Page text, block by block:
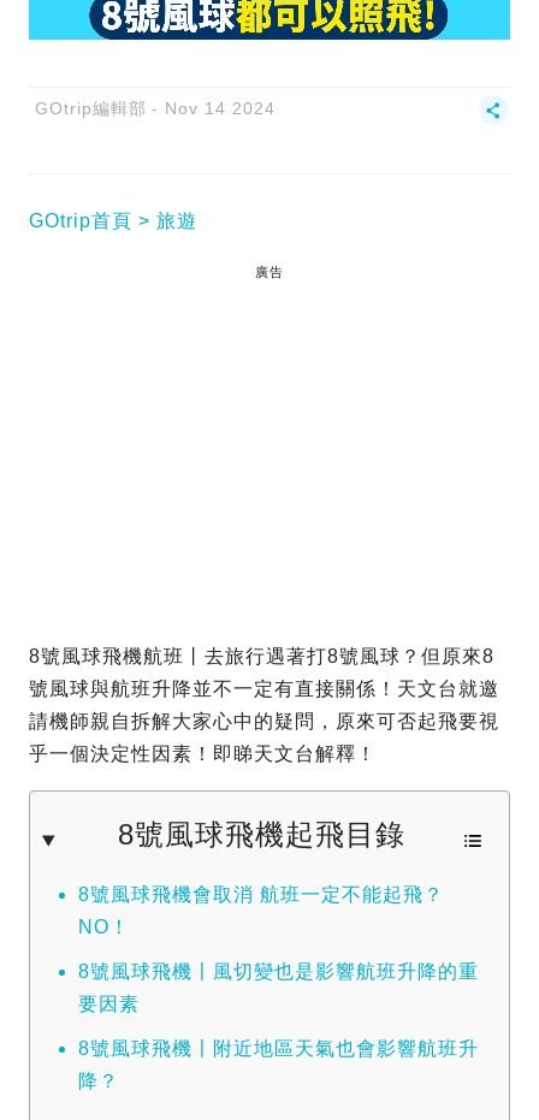
GOtrip編輯部 Nov 14 2024
GOtrip首頁 旅遊
廣告
8號風球飛機航班丨去旅行遇著打8號風球？但原來8
號風球與航班升降並不一定有直接關係！天文台就邀
請機師親自拆解大家心中的疑問，原來可否起飛要視
乎一個決定性因素！即睇天文台解釋！
8號風球飛機起飛目錄
8號風球飛機會取消 航班一定不能起飛？
NO！
8號風球飛機〡風切變也是影響航班升降的重
要因素
8號風球飛機〡附近地區天氣也會影響航班升
降？